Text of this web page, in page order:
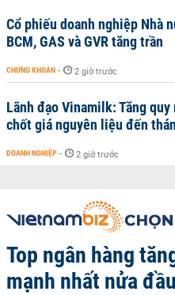
Cổ phiếu doanh nghiệp Nhà
BCM, GAS và GVR tăng trần
CHỨNG KHOÁN - 2 giờ trước
Lãnh đạo Vinamilk: Tăng
chốt giá nguyên liệu đến
DOANH NGHIỆP - 2 giờ trước
Top ngân hàng
mạnh nhất nửa